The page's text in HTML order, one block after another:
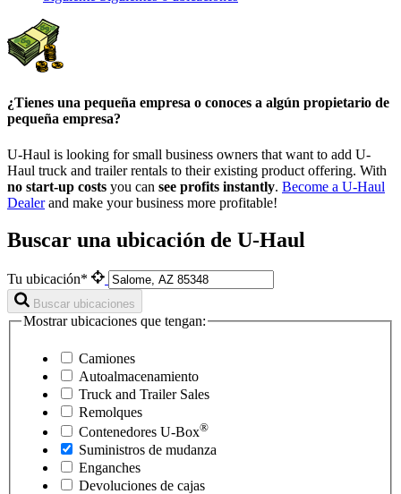
¿Tienes una pequeña empresa o conoces a algún propietario de
pequeña empresa?
U-Haul is looking for small business owners that want to add U-
Haul truck and trailer rentals to their existing product offering. With
no start-up costs you can see profits instantly. Become a U-Haul
Dealerand make your business more profitable!
Buscar una ubicación de U-Haul
Tu ubicación*
Buscar ubicaciones
Mostrar ubicaciones que tengan:
Camiones
Autoalmacenamiento
Truck and Trailer Sales
Remolques
Contenedores U-Box®
Suministros de mudanza
Enganches
Devoluciones de cajas